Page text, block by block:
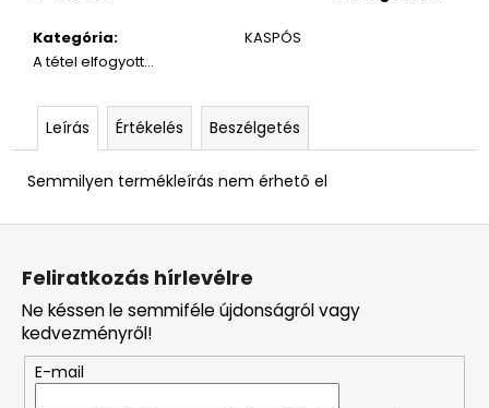
Kategória:
KASPÓS
A tétel elfogyott…
Leírás Értékelés Beszélgetés
Semmilyen termékleírás nem érhető el
Feliratkozás hírlevélre
Ne késsen le semmiféle újdonságról vagy
kedvezményről!
E-mail